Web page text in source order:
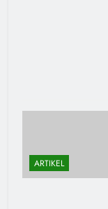
ARTIKEL